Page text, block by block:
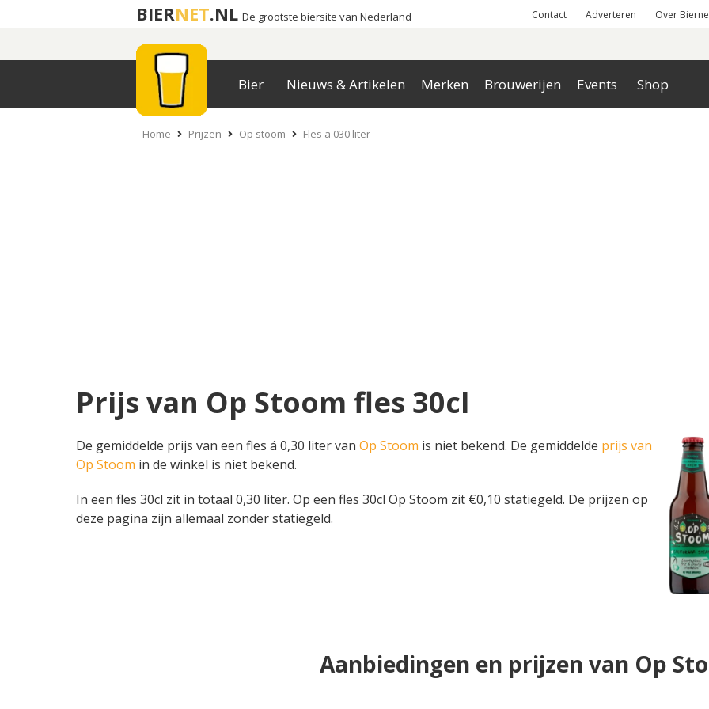
BIERNET.NL De grootste biersite van Nederland Contact Adverteren Over
Bier Nieuws & Artikelen Merken Brouwerijen Events Shop
Home Prijzen Op stoom Fles a 030 liter
Prijs van Op Stoom fles 30cl
De gemiddelde prijs van een fles á 0,30 liter van Op Stoom is niet bekend. De gemiddelde prijs van
Op Stoom in de winkel is niet bekend.
In een fles 30cl zit in totaal 0,30 liter. Op een fles 30cl Op Stoom zit €0,10 statiegeld. De prijzen op
deze pagina zijn allemaal zonder statiegeld.
Aanbiedingen en prijzen van Op